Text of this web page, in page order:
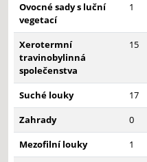
Ovocné sady s luční
vegetací
1
Xerotermní
travinobylinná
společenstva
15
Suché louky 17
Zahrady
0
Mezofilní louky
1